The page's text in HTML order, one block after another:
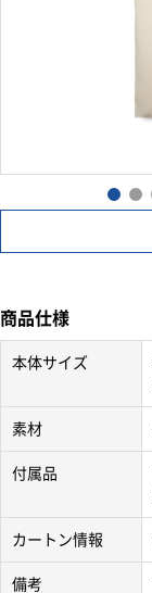
商品仕様
本体サイズ
素材
付属品
カートン情報
備考